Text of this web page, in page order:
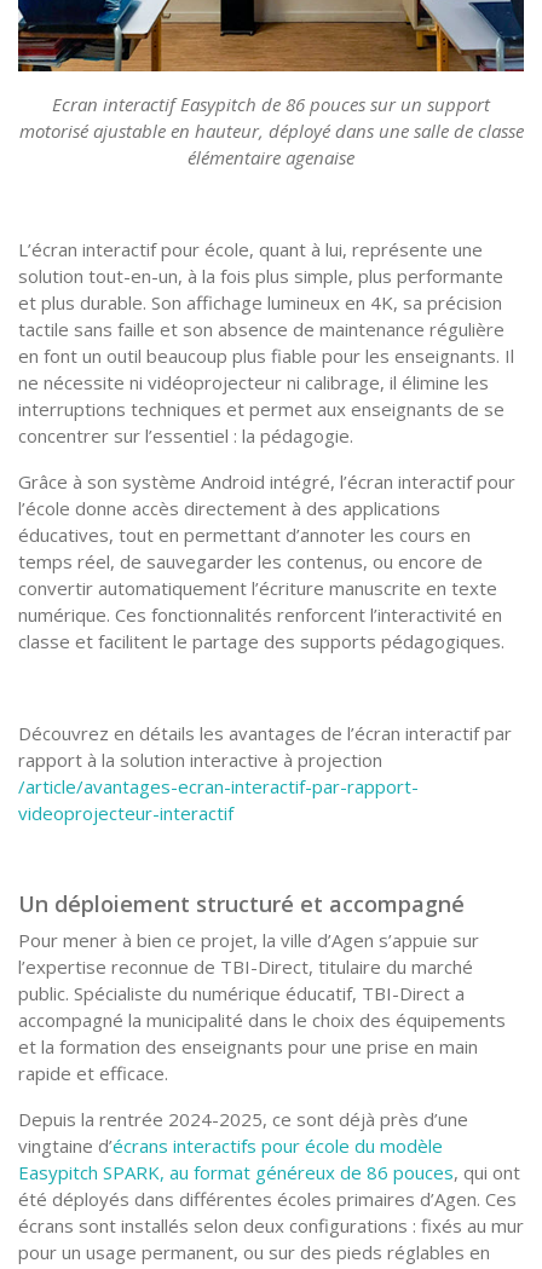
Ecran interactif Easypitch de 86 pouces sur un support
motorisé ajustable en hauteur, déployé dans une salle de classe
élémentaire agenaise
L’écran interactif pour école, quant à lui, représente une
solution tout-en-un, à la fois plus simple, plus performante
et plus durable. Son affichage lumineux en 4K, sa précision
tactile sans faille et son absence de maintenance régulière
en font un outil beaucoup plus fiable pour les enseignants. Il
ne nécessite ni vidéoprojecteur ni calibrage, il élimine les
interruptions techniques et permet aux enseignants de se
concentrer sur l’essentiel : la pédagogie.
Grâce à son système Android intégré, l’écran interactif pour
l’école donne accès directement à des applications
éducatives, tout en permettant d’annoter les cours en
temps réel, de sauvegarder les contenus, ou encore de
convertir automatiquement l’écriture manuscrite en texte
numérique. Ces fonctionnalités renforcent l’interactivité en
classe et facilitent le partage des supports pédagogiques.
Découvrez en détails les avantages de l’écran interactif par
rapport à la solution interactive à projection
/article/avantages-ecran-interactif-par-rapport-
videoprojecteur-interactif
Un déploiement structuré et accompagné
Pour mener à bien ce projet, la ville d’Agen s’appuie sur
l’expertise reconnue de TBI-Direct, titulaire du marché
public. Spécialiste du numérique éducatif, TBI-Direct a
accompagné la municipalité dans le choix des équipements
et la formation des enseignants pour une prise en main
rapide et efficace.
Depuis la rentrée 2024-2025, ce sont déjà près d’une
vingtaine d’écrans interactifs pour école du modèle
Easypitch SPARK, au format généreux de 86 pouces, qui ont
été déployés dans différentes écoles primaires d’Agen. Ces
écrans sont installés selon deux configurations : fixés au mur
pour un usage permanent, ou sur des pieds réglables en